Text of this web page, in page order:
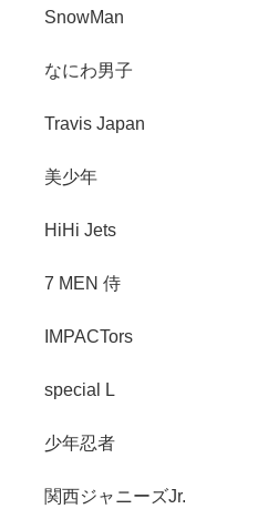
SnowMan
なにわ男子
Travis Japan
美少年
HiHi Jets
7 MEN 侍
IMPACTors
special L
少年忍者
関西ジャニーズJr.